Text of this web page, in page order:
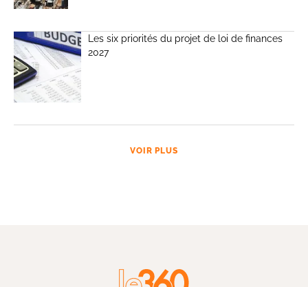
Les six priorités du projet de loi de finances
2027
VOIR PLUS